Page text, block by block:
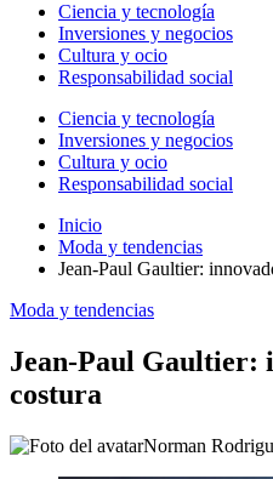
Ciencia y tecnología
Inversiones y negocios
Cultura y ocio
Responsabilidad social
Ciencia y tecnología
Inversiones y negocios
Cultura y ocio
Responsabilidad social
Inicio
Moda y tendencias
Jean-Paul Gaultier:
Moda y tendencias
Jean-Paul Gaultier:
costura
Norman